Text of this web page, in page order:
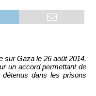
sur Gaza le 26 août 2014,
un accord permettant de
dans les prisons